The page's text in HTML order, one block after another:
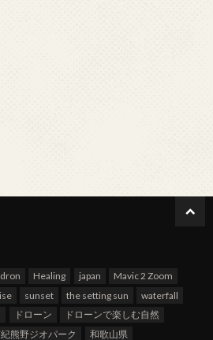
Healing japan
Mavic 2 Zoom
sunset the setting sun
waterfall
ドローン
ドローンで楽しむ自然
熊野ジオパーク
和歌山県